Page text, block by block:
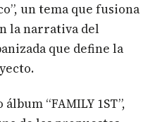
un tema que fusiona
la narrativa del
que define la
“FAMILY 1ST”,